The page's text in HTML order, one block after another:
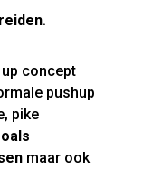
.
concept
pushup
pike
maar ook